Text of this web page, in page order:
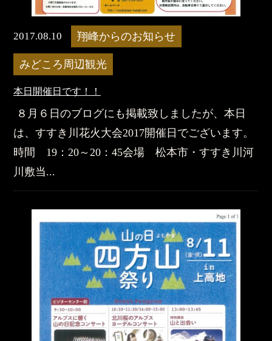
2017.08.10 翔峰からのお知らせ
みどころ周辺観光
本日開催日です！！
８月６日のブログにも掲載致しましたが、本日
は、すすき川花火大会2017開催日でございます。
時間 19：20～20：45会場 松本市・すすき川河
川敷当...